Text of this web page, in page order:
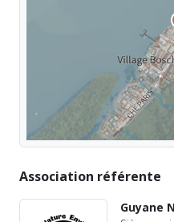
Association référente
Guyane